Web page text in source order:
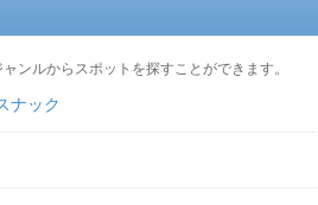
ンルからスポットを探すことができます。
ナック